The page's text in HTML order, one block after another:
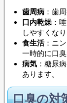
歯周病：歯
口内乾燥：
しやすくなり
食生活：ニ
一時的に口
病気：糖尿
あります。
口臭の対